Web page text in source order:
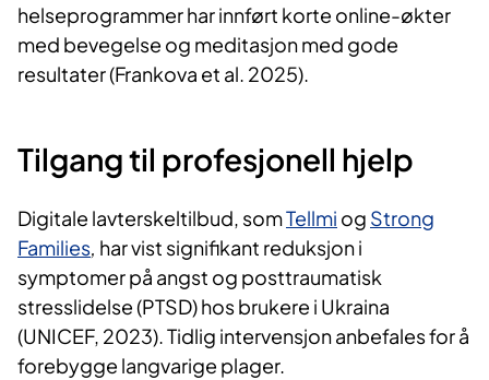
helseprogrammer har innført korte online-økter
med bevegelse og meditasjon med gode
resultater (Frankova et al. 2025).
Tilgang til profesjonell hjelp
Digitale lavterskeltilbud, somTellmi og Strong
Families, har vist signifikant reduksjon i
symptomer på angst og posttraumatisk
stresslidelse (PTSD) hos brukere i Ukraina
(UNICEF, 2023). Tidlig intervensjon anbefales for å
forebygge langvarige plager.